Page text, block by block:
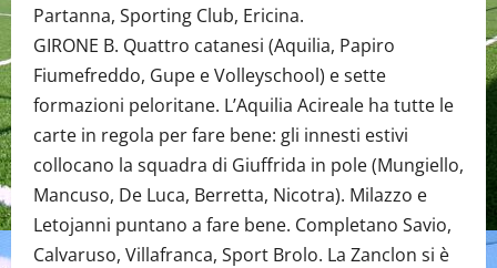
Partanna, Sporting Club, Ericina.
GIRONE B. Quattro catanesi (Aquilia, Papiro
Fiumefreddo, Gupe e Volleyschool) e sette
formazioni peloritane. L’Aquilia Acireale ha tutte le
carte in regola per fare bene: gli innesti estivi
collocano la squadra di Giuffrida in pole (Mungiello,
Mancuso, De Luca, Berretta, Nicotra). Milazzo e
Letojanni puntano a fare bene. Completano Savio,
Calvaruso, Villafranca, Sport Brolo. La Zanclon si è